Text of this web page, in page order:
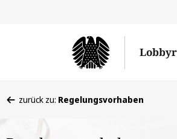
befinden
zurück zu: Regelungsvorhaben